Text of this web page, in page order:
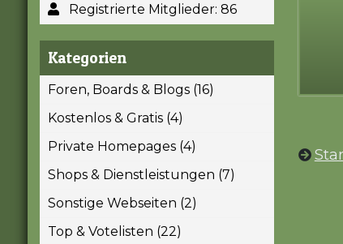
Registrierte Mitglieder: 86
Kategorien
Foren, Boards & Blogs (16)
Kostenlos & Gratis (4)
Private Homepages (4)
Shops & Dienstleistungen (7)
Sonstige Webseiten (2)
Top & Votelisten (22)